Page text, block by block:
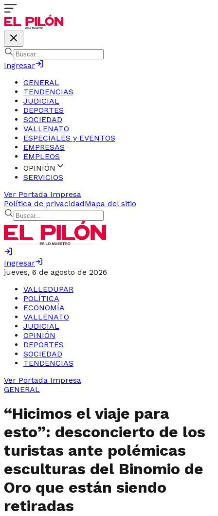
Ingresar
GENERAL
TENDENCIAS
JUDICIAL
DEPORTES
SOCIEDAD
VALLENATO
ESPECIALES y EVENTOS
EMPRESAS
EMPLEOS
OPINIÓN
SERVICIOS
Ver Portada Impresa
Política de privacidadMapa del sitio
Ingresar
jueves, 6 de agosto de 2026
VALLEDUPAR
POLÍTICA
ECONOMÍA
VALLENATO
JUDICIAL
OPINIÓN
DEPORTES
SOCIEDAD
TENDENCIAS
Ver Portada Impresa
GENERAL
“Hicimos el viaje para
esto”: desconcierto de los
turistas ante polémicas
esculturas del Binomio de
Oro que están siendo
retiradas